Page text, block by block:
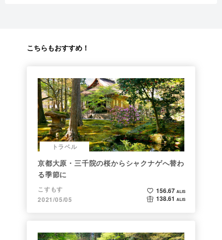
こちらもおすすめ！
トラベル
京都大原・三千院の桜からシャクナゲへ替わ
る季節に
こすもす
2021/05/05
156.67 ALIS
138.61 ALIS